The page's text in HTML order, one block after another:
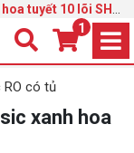
tuyết 10 lõi SHK-
7110-HT
1
có tủ
xanh hoa